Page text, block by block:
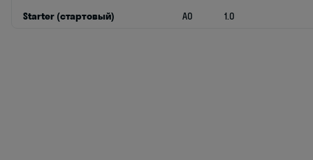
Starter (стартовый)
A0 1.0